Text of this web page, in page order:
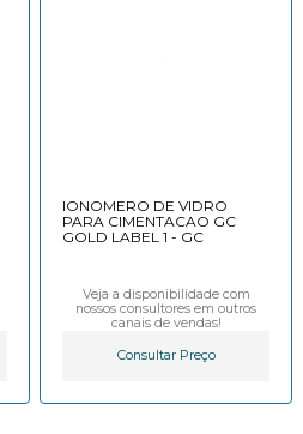
IONOMERO DE VIDRO
PARA CIMENTACAO GC
GOLD LABEL 1 - GC
Veja a disponibilidade com
nossos consultores em outros
canais de vendas!
Consultar Preço